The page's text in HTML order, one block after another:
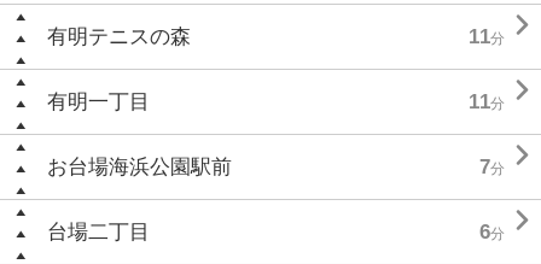
有明テニスの森 11分 
有明一丁目 11分 
お台場海浜公園駅前 7分 
台場二丁目 6分 